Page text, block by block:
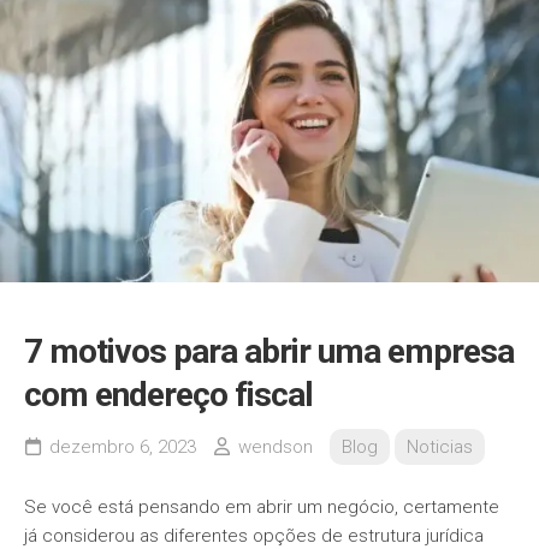
7 motivos para abrir uma empresa
com endereço fiscal
dezembro 6, 2023 wendson Blog Noticias
Se você está pensando em abrir um negócio, certamente
já considerou as diferentes opções de estrutura jurídica